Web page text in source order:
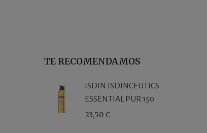
TE RECOMENDAMOS
ISDIN ISDINCEUTICS
ESSENTIAL PUR 150
23,50 €